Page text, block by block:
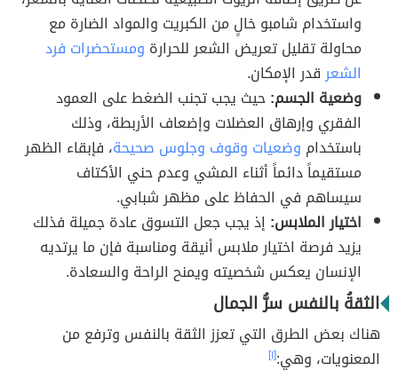
واستخدام شامبو خالٍ من الكبريت والمواد الضارة مع
محاولة تقليل تعريض الشعر للحرارة ومستحضرات فرد
الشعرقدر الإمكان.
وضعية الجسم:حيث يجب تجنب الضغط على العمود
الفقري وإرهاق العضلات وإضعاف الأربطة، وذلك
باستخدام وضعيات وقوف وجلوس صحيحة، فإبقاء الظهر
مستقيماً دائماً أثناء المشي وعدم حني الأكتاف
سيساهم في الحفاظ على مظهر شبابي.
اختيار الملابس: إذ يجب جعل التسوق عادة جميلة فذلك
يزيد فرصة اختيار ملابس أنيقة ومناسبة فإن ما يرتديه
الإنسان يعكس شخصيته ويمنح الراحة والسعادة.
الثقةُ بالنفس سرُّ الجمال
هناك بعض الطرق التي تعزز الثقة بالنفس وترفع من
المعنويات، وهي:[١]